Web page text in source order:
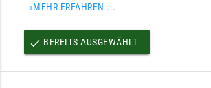
»MEHR ERFAHREN ...
done BEREITS AUSGEWÄHLT